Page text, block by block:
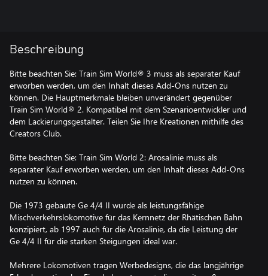
Beschreibung
Bitte beachten Sie: Train Sim World® 3 muss als separater Kauf
erworben werden, um den Inhalt dieses Add-Ons nutzen zu
können. Die Hauptmerkmale bleiben unverändert gegenüber
Train Sim World® 2. Kompatibel mit dem Szenarioentwickler und
dem Lackierungsgestalter. Teilen Sie Ihre Kreationen mithilfe des
Creators Club.
Bitte beachten Sie: Train Sim World 2: Arosalinie muss als
separater Kauf erworben werden, um den Inhalt dieses Add-Ons
nutzen zu können.
Die 1973 gebaute Ge 4/4 II wurde als leistungsfähige
Mischverkehrslokomotive für das Kernnetz der Rhätischen Bahn
konzipiert, ab 1997 auch für die Arosalinie, da die Leistung der
Ge 4/4 II für die starken Steigungen ideal war.
Mehrere Lokomotiven tragen Werbedesigns, die das langjährige